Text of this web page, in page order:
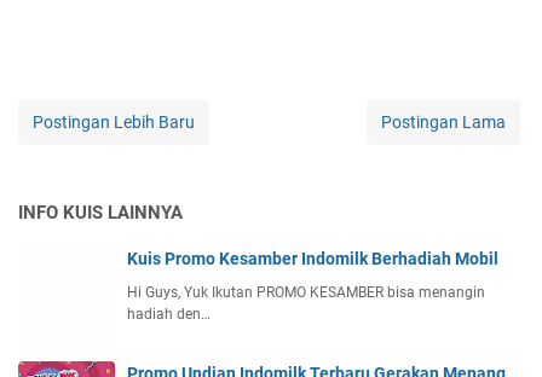
Postingan Lebih Baru Postingan Lama
INFO KUIS LAINNYA
Kuis Promo Kesamber Indomilk Berhadiah Mobil
Hi Guys, Yuk Ikutan PROMO KESAMBER bisa menangin
hadiah den…